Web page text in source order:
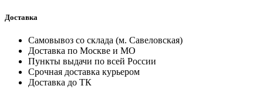
Доставка
Самовывоз со склада (м. Савеловская)
Доставка по Москве и МО
Пункты выдачи по всей России
Срочная доставка курьером
Доставка до ТК